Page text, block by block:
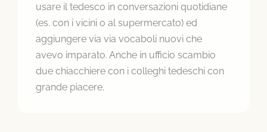
usare il tedesco in conversazioni quotidiane
(es. con i vicini o al supermercato) ed
aggiungere via via vocaboli nuovi che
avevo imparato. Anche in ufficio scambio
due chiacchiere con i colleghi tedeschi con
grande piacere.